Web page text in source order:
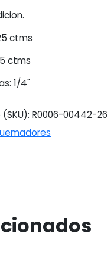
ctms
ctms
1/4"
R0006-00442-